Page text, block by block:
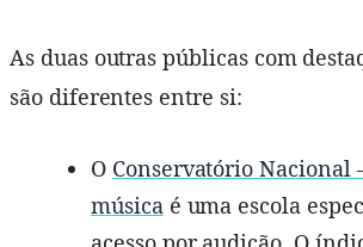
As duas outras públicas com
são diferentes entre si:
O Conservatório Nacional
música é uma escola